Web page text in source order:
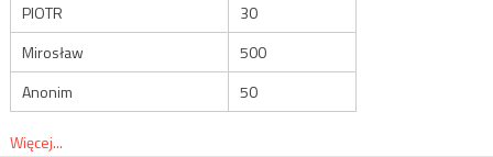
PIOTR
30
Mirosław
500
Anonim
50
Więcej...